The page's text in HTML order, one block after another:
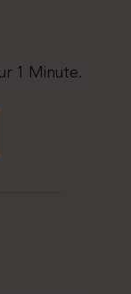
1 Minute.